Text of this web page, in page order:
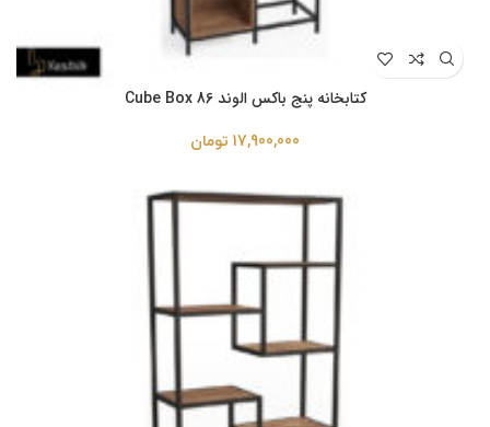
کتابخانه پنج باکس الوند Cube Box 86
17,900,000 تومان